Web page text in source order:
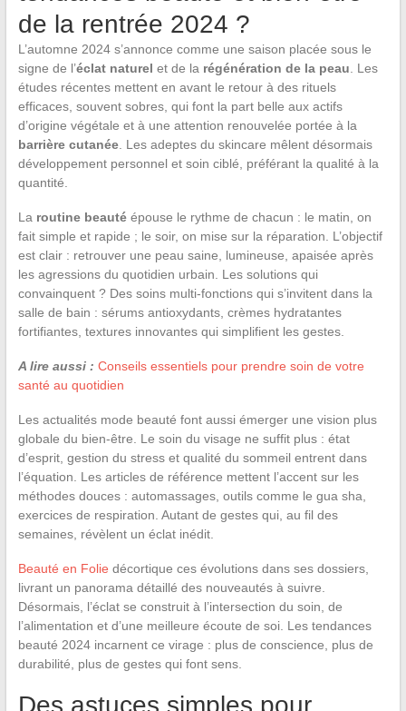
de la rentrée 2024 ?
L’automne 2024 s’annonce comme une saison placée sous le
signe de l’éclat naturel et de la régénération de la peau . Les
études récentes mettent en avant le retour à des rituels
efficaces, souvent sobres, qui font la part belle aux actifs
d’origine végétale et à une attention renouvelée portée à la
barrière cutanée. Les adeptes du skincare mêlent désormais
développement personnel et soin ciblé, préférant la qualité à la
quantité.
La routine beautéépouse le rythme de chacun : le matin, on
fait simple et rapide ; le soir, on mise sur la réparation. L’objectif
est clair : retrouver une peau saine, lumineuse, apaisée après
les agressions du quotidien urbain. Les solutions qui
convainquent ? Des soins multi-fonctions qui s’invitent dans la
salle de bain : sérums antioxydants, crèmes hydratantes
fortifiantes, textures innovantes qui simplifient les gestes.
A lire aussi : Conseils essentiels pour prendre soin de votre
santé au quotidien
Les actualités mode beauté font aussi émerger une vision plus
globale du bien-être. Le soin du visage ne suffit plus : état
d’esprit, gestion du stress et qualité du sommeil entrent dans
l’équation. Les articles de référence mettent l’accent sur les
méthodes douces : automassages, outils comme le gua sha,
exercices de respiration. Autant de gestes qui, au fil des
semaines, révèlent un éclat inédit.
Beauté en Folie décortique ces évolutions dans ses dossiers,
livrant un panorama détaillé des nouveautés à suivre.
Désormais, l’éclat se construit à l’intersection du soin, de
l’alimentation et d’une meilleure écoute de soi. Les tendances
beauté 2024 incarnent ce virage : plus de conscience, plus de
durabilité, plus de gestes qui font sens.
Des astuces simples pour